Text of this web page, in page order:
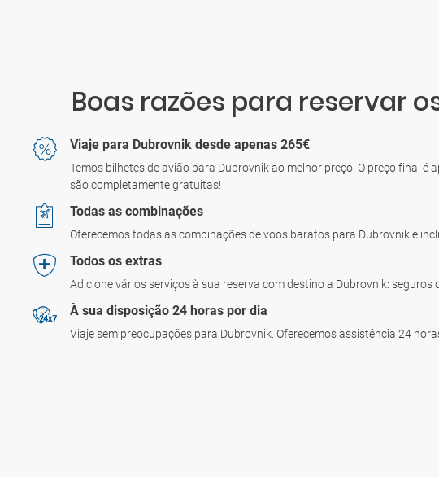
Boas razões para reservar
Viaje para Dubrovnik desde apenas 265€
Temos bilhetes de avião para Dubrovnik ao melhor preço. O preço final
são completamente gratuitas!
Todas as combinações
Oferecemos todas as combinações de voos baratos para Dubrovnik e
Todos os extras
Adicione vários serviços à sua reserva com destino a Dubrovnik:
À sua disposição 24 horas por dia
Viaje sem preocupações para Dubrovnik. Oferecemos assistência 24